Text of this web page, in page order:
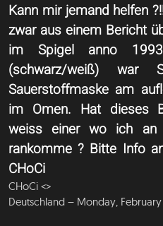
Kann mir jemand helfen
zwar aus einem Bericht
im Spigel anno
(schwarz/weiß)
Sauerstoffmaske am
im Omen. Hat dieses
weiss einer wo ich an
rankomme ? Bitte Info
CHoCi
CHoCi <>
Deutschland – Monday, February